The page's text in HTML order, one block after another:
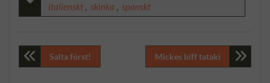
italienskt , skinka , spanskt
Inläggsnavigering
Salta först! Mickes biff tataki